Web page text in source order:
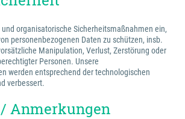
organisatorische Sicherheitsmaßnahmen ein,
personenbezogenen Daten zu schützen, insb.
Manipulation, Verlust, Zerstörung oder
Personen. Unsere
werden entsprechend der technologischen
verbessert.
/ Anmerkungen